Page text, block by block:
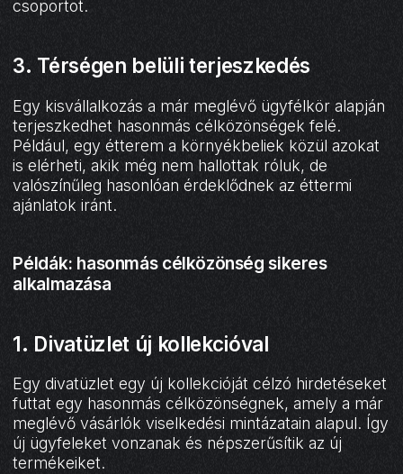
csoportot.
3. Térségen belüli terjeszkedés
Egy kisvállalkozás a már meglévő ügyfélkör alapján
terjeszkedhet hasonmás célközönségek felé.
Például, egy étterem a környékbeliek közül azokat
is elérheti, akik még nem hallottak róluk, de
valószínűleg hasonlóan érdeklődnek az éttermi
ajánlatok iránt.
Példák: hasonmás célközönség sikeres
alkalmazása
1. Divatüzlet új kollekcióval
Egy divatüzlet egy új kollekcióját célzó hirdetéseket
futtat egy hasonmás célközönségnek, amely a már
meglévő vásárlók viselkedési mintázatain alapul. Így
új ügyfeleket vonzanak és népszerűsítik az új
termékeiket.